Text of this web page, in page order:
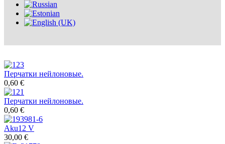
Перчатки нейлоновые.
0,60 €
Перчатки нейлоновые.
0,60 €
Aku12 V
30,00 €